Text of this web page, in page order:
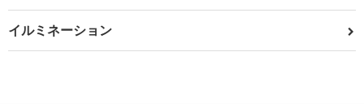
イルミネーション